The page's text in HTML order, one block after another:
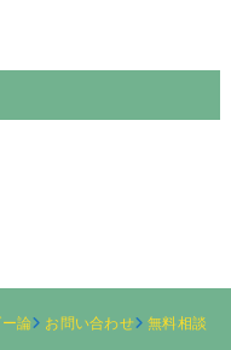
ー論 お問い合わせ 無料相談